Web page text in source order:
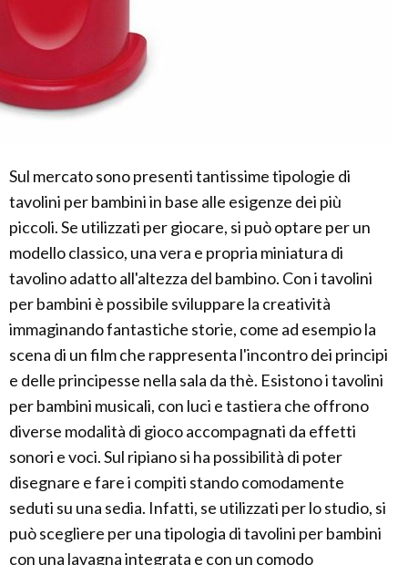
Sul mercato sono presenti tantissime tipologie di
tavolini per bambini in base alle esigenze dei più
piccoli. Se utilizzati per giocare, si può optare per un
modello classico, una vera e propria miniatura di
tavolino adatto all'altezza del bambino. Con i tavolini
per bambini è possibile sviluppare la creatività
immaginando fantastiche storie, come ad esempio la
scena di un film che rappresenta l'incontro dei principi
e delle principesse nella sala da thè. Esistono i tavolini
per bambini musicali, con luci e tastiera che offrono
diverse modalità di gioco accompagnati da effetti
sonori e voci. Sul ripiano si ha possibilità di poter
disegnare e fare i compiti stando comodamente
seduti su una sedia. Infatti, se utilizzati per lo studio, si
può scegliere per una tipologia di tavolini per bambini
con una lavagna integrata e con un comodo